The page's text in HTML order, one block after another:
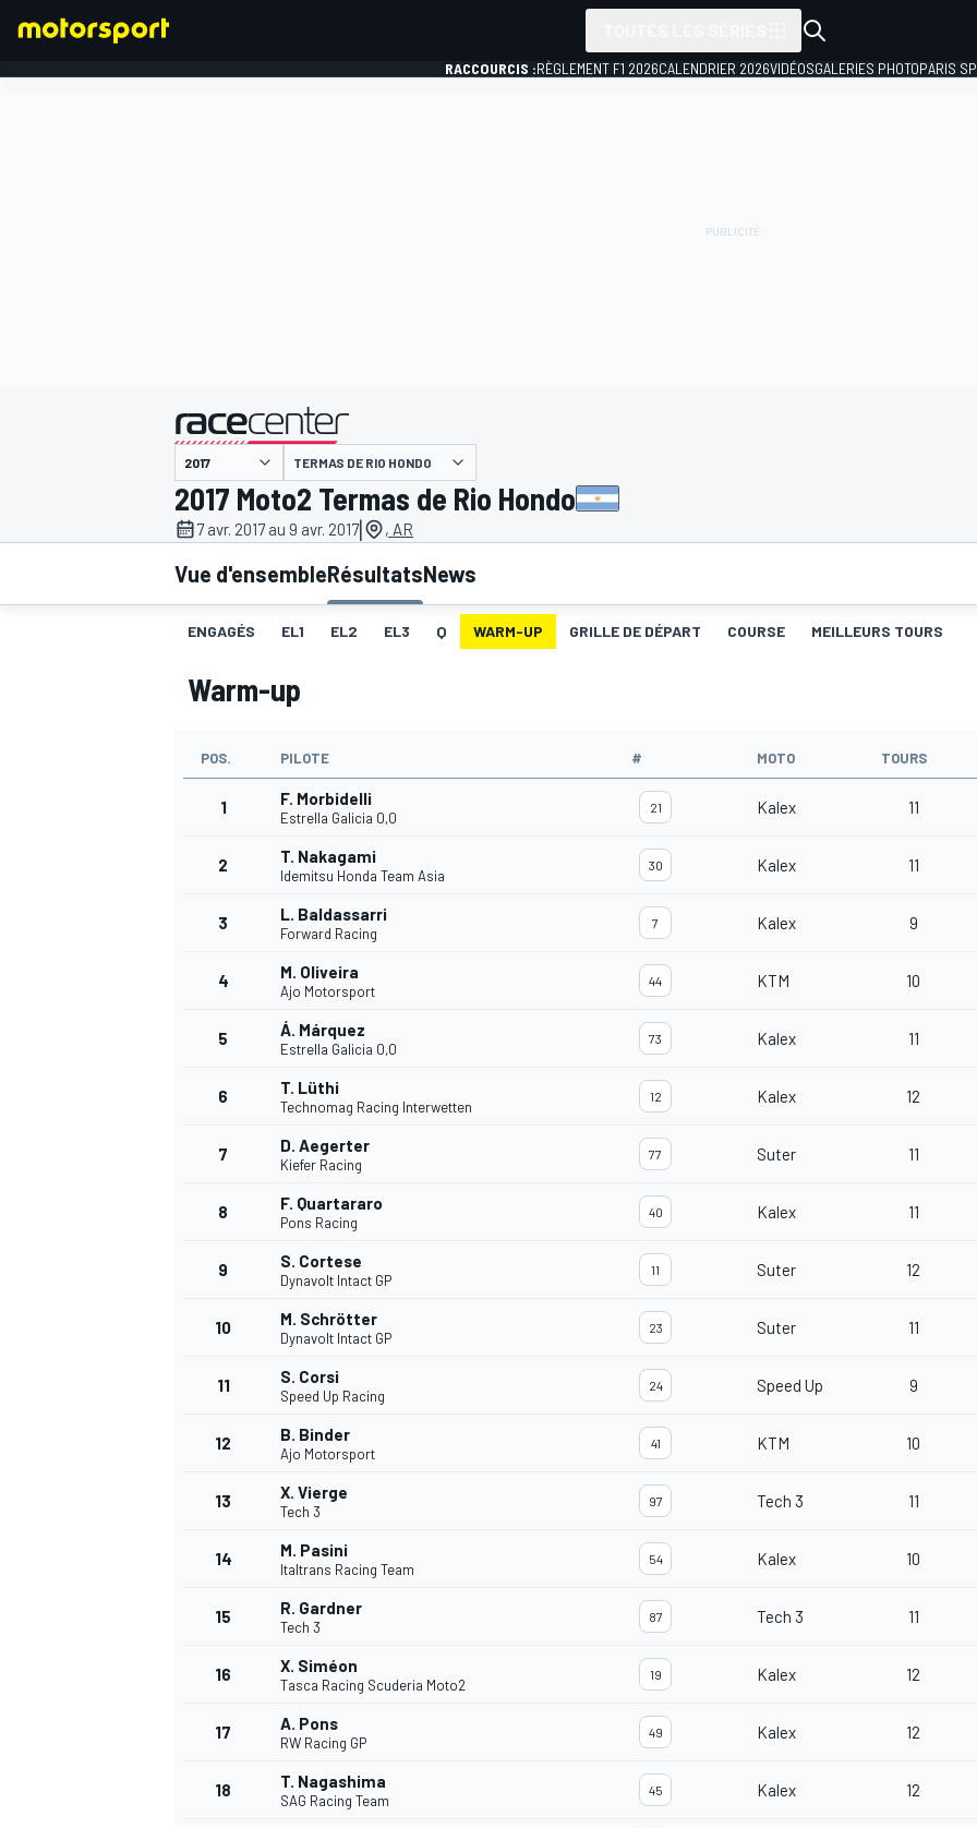
RACCOURCIS :RÈGLEMENT F1 2026CALENDRIER 2026VIDÉOSGALERIES PHOTOPARIS
présenté par
TERMAS DE RIO HONDO
2017 Moto2 Termas de Rio Hondo
7 avr. 2017 au 9 avr. 2017| , AR
Vue d'ensembleRésultatsNews
ENGAGÉS EL1 EL2 EL3 Q WARM-UP GRILLE DE DÉPART COURSE MEILLEURS TOURS
Warm-up
POS. PILOTE # MOTO TOURS
1 F. Morbidelli
Estrella Galicia 0,0
21 Kalex 11
2 T. Nakagami
Idemitsu Honda Team Asia
30 Kalex 11
3 L. Baldassarri
Forward Racing
7 Kalex 9
4 M. Oliveira
Ajo Motorsport
44 KTM 10
5 Á. Márquez
Estrella Galicia 0,0
73 Kalex 11
6 T. Lüthi
Technomag Racing Interwetten
12 Kalex 12
7 D. Aegerter
Kiefer Racing
77 Suter 11
8 F. Quartararo
Pons Racing
40 Kalex 11
9 S. Cortese
Dynavolt Intact GP
11 Suter 12
10 M. Schrötter
Dynavolt Intact GP
23 Suter 11
11 S. Corsi
Speed Up Racing
24 Speed Up 9
12 B. Binder
Ajo Motorsport
41 KTM 10
13 X. Vierge
Tech 3
97 Tech 3 11
14 M. Pasini
Italtrans Racing Team
54 Kalex 10
15 R. Gardner
Tech 3
87 Tech 3 11
16 X. Siméon
Tasca Racing Scuderia Moto2
19 Kalex 12
17 A. Pons
RW Racing GP
49 Kalex 12
18 T. Nagashima
SAG Racing Team
45 Kalex 12